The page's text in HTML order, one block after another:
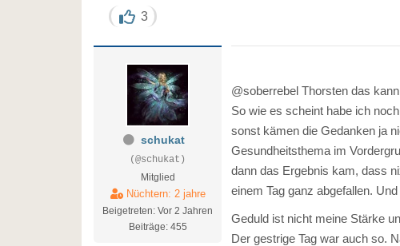
3
schukat
(@schukat)
Mitglied
Nüchtern: 2 jahre
Beigetreten: Vor 2 Jahren
Beiträge: 455
@soberrebel Thorsten das
So wie es scheint habe ich
sonst kämen die Gedanken ja
Gesundheitsthema im
dann das Ergebnis kam, dass
einem Tag ganz abgefallen.
Geduld ist nicht meine Stärke
Der gestrige Tag war auch so.